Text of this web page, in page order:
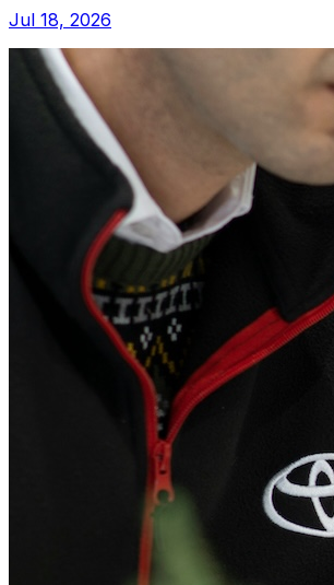
Jul 18, 2026